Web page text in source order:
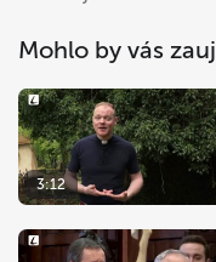
Mohlo by vás
3:12